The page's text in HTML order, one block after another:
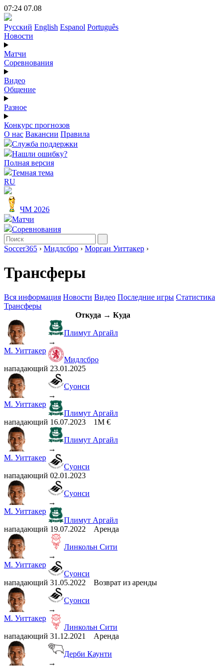
07:24 07.08
Русский English Espanol Português
Новости
Матчи
Соревнования
Видео
Общение
Разное
Конкурс прогнозов
О нас Вакансии Правила
Служба поддержки
Нашли ошибку?
Полная версия
Темная тема
RU
ЧМ 2026
Матчи
Соревнования
Soccer365 › Мидлсбро › Морган Уиттакер ›
Трансферы
Вся информация Новости Видео Последние игры Статистика
Трансферы
Откуда → Куда
М. Уиттакер
нападающий
Плимут Аргайл
→
Мидлсбро
23.01.2025
М. Уиттакер
нападающий
Суонси
→
Плимут Аргайл
16.07.2023 1M €
М. Уиттакер
нападающий
Плимут Аргайл
→
Суонси
02.01.2023
М. Уиттакер
нападающий
Суонси
→
Плимут Аргайл
19.07.2022 Аренда
М. Уиттакер
нападающий
Линкольн Сити
→
Суонси
31.05.2022 Возврат из аренды
М. Уиттакер
нападающий
Суонси
→
Линкольн Сити
31.12.2021 Аренда
Дерби Каунти
→